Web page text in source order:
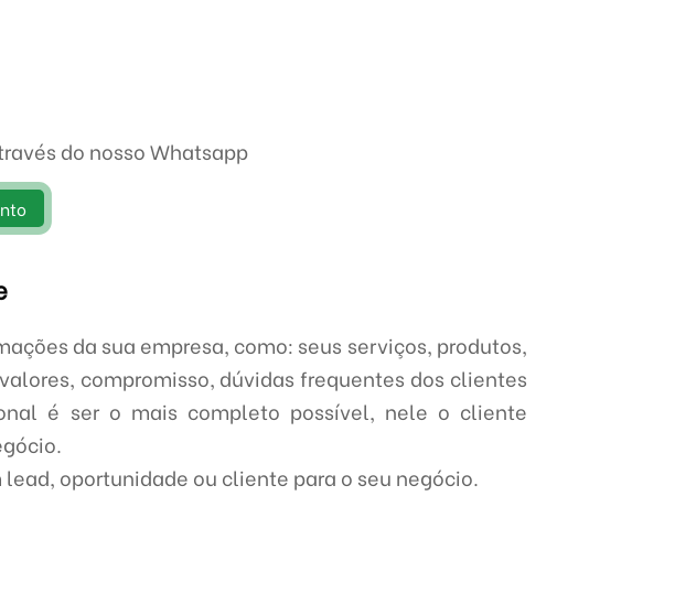
do nosso Whatsapp
da sua empresa, como: seus serviços, produtos,
compromisso, dúvidas frequentes dos clientes
é ser o mais completo possível, nele o cliente
oportunidade ou cliente para o seu negócio.